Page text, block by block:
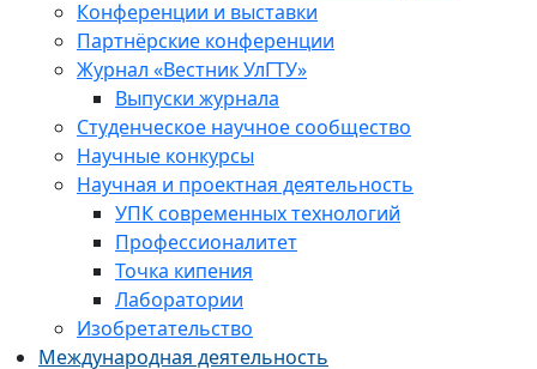
Конференции и выставки
Партнёрские конференции
Журнал «Вестник УлГТУ»
Выпуски журнала
Студенческое научное сообщество
Научные конкурсы
Научная и проектная деятельность
УПК современных технологий
Профессионалитет
Точка кипения
Лаборатории
Изобретательство
Международная деятельность